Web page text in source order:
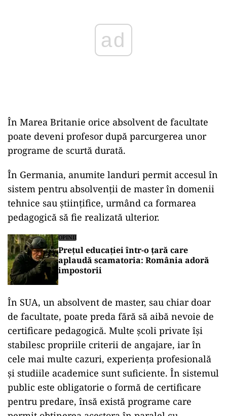
În Marea Britanie orice absolvent de facultate
poate deveni profesor după parcurgerea unor
programe de scurtă durată.
În Germania, anumite landuri permit accesul în
sistem pentru absolvenții de master în domenii
tehnice sau științifice, urmând ca formarea
pedagogică să fie realizată ulterior.
OPINII
Prețul educației într-o țară care
aplaudă scamatoria: România adoră
impostorii
În SUA, un absolvent de master, sau chiar doar
de facultate, poate preda fără să aibă nevoie de
certificare pedagogică. Multe școli private își
stabilesc propriile criterii de angajare, iar în
cele mai multe cazuri, experiența profesională
și studiile academice sunt suficiente. În sistemul
public este obligatorie o formă de certificare
pentru predare, însă există programe care